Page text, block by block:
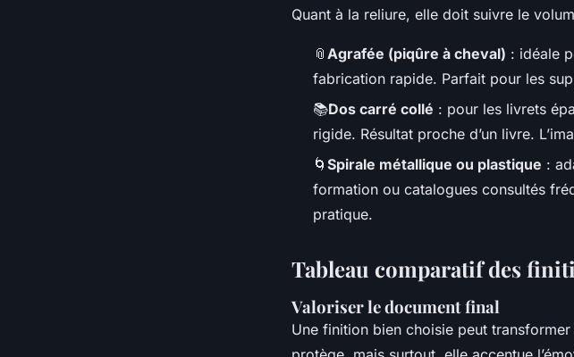
Quant à la reliure, elle doit suivre le
📎 Agrafée (piqûre à cheval) : idéale
fabrication rapide. Parfait pour les
📚Dos carré collé : pour les livrets
rigide. Résultat proche d’un livre.
🌀 Spirale métallique ou plastique :
formation ou catalogues consultés
pratique.
Tableau comparatif des
Valoriser le document final
Une finition bien choisie peut